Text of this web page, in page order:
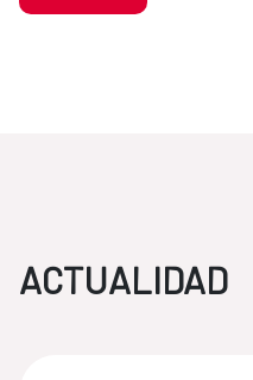
ACTUALIDAD